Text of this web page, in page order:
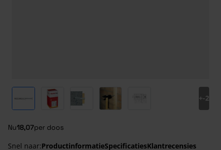
View larger image
View larger imageView larger image
+-2
Nu18,07per doos
Snel naar:ProductinformatieSpecificatiesKlantrecensies